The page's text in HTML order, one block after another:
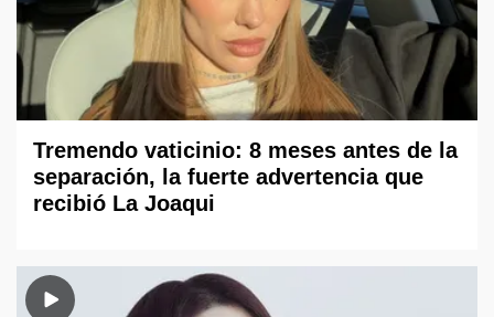
Tremendo vaticinio: 8 meses antes de la
separación, la fuerte advertencia que
recibió La Joaqui